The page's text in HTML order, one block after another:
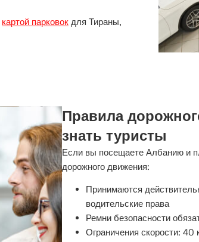
картой парковок для Тираны,
Правила
знать туристы
Если вы посещаете Албанию и
дорожного движения:
Принимаются
водительские права
Ремни безопасности
Ограничения скорости: 40